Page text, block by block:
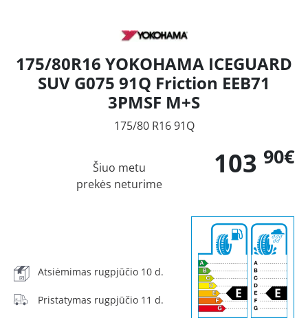
175/80R16 YOKOHAMA ICEGUARD
SUV G075 91Q Friction EEB71
3PMSF M+S
175/80 R16 91Q
103 90€
Šiuo metu
prekės neturime
Atsiėmimas rugpjūčio 10 d.
Pristatymas rugpjūčio 11 d.